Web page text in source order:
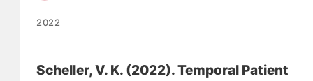
2022
Scheller, V. K. (2022).Temporal Patient